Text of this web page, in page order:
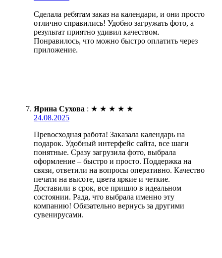
Сделала ребятам заказ на календари, и они просто
отлично справились! Удобно загружать фото, а
результат приятно удивил качеством.
Понравилось, что можно быстро оплатить через
приложение.
Ярина Сухова : ★ ★ ★ ★ ★
24.08.2025
Превосходная работа! Заказала календарь на
подарок. Удобный интерфейс сайта, все шаги
понятные. Сразу загрузила фото, выбрала
оформление – быстро и просто. Поддержка на
связи, ответили на вопросы оперативно. Качество
печати на высоте, цвета яркие и четкие.
Доставили в срок, все пришло в идеальном
состоянии. Рада, что выбрала именно эту
компанию! Обязательно вернусь за другими
сувенирусами.